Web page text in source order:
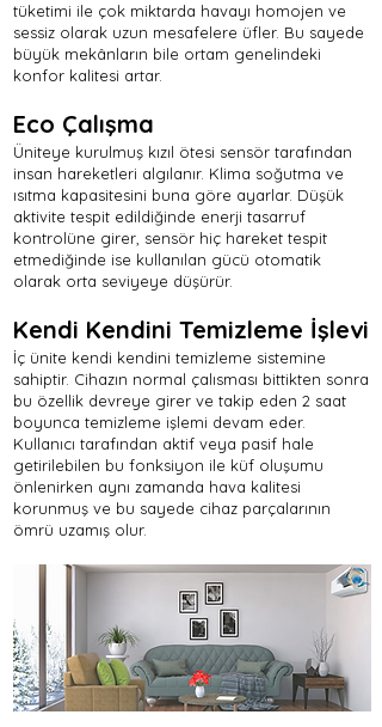
tüketimi ile çok miktarda havayı homojen ve
sessiz olarak uzun mesafelere üfler. Bu sayede
büyük mekânların bile ortam genelindeki
konfor kalitesi artar.
Eco Çalışma
Üniteye kurulmuş kızıl ötesi sensör tarafından
insan hareketleri algılanır. Klima soğutma ve
ısıtma kapasitesini buna göre ayarlar. Düşük
aktivite tespit edildiğinde enerji tasarruf
kontrolüne girer, sensör hiç hareket tespit
etmediğinde ise kullanılan gücü otomatik
olarak orta seviyeye düşürür.
Kendi Kendini Temizleme İşlevi
İç ünite kendi kendini temizleme sistemine
sahiptir. Cihazın normal çalısması bittikten sonra
bu özellik devreye girer ve takip eden 2 saat
boyunca temizleme işlemi devam eder.
Kullanıcı tarafından aktif veya pasif hale
getirilebilen bu fonksiyon ile küf oluşumu
önlenirken aynı zamanda hava kalitesi
korunmuş ve bu sayede cihaz parçalarının
ömrü uzamış olur.